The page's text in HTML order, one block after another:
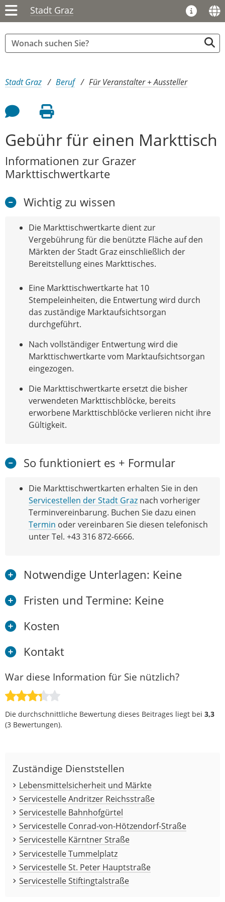
Stadt Graz
Sie sind hier:
Stadt Graz Beruf Für Veranstalter + Aussteller
Feedback an Autor
Seite drucken
Gebühr für einen Markttisch
Informationen zur Grazer
Markttischwertkarte
Wichtig zu wissen
Die Markttischwertkarte dient zur
Vergebührung für die benützte Fläche auf den
Märkten der Stadt Graz einschließlich der
Bereitstellung eines Markttisches.
Eine Markttischwertkarte hat 10
Stempeleinheiten, die Entwertung wird durch
das zuständige Marktaufsichtsorgan
durchgeführt.
Nach vollständiger Entwertung wird die
Markttischwertkarte vom Marktaufsichtsorgan
eingezogen.
Die Markttischwertkarte ersetzt die bisher
verwendeten Markttischblöcke, bereits
erworbene Markttischblöcke verlieren nicht ihre
Gültigkeit.
So funktioniert es + Formular
Die Markttischwertkarten erhalten Sie in den
Servicestellen der Stadt Graz nach vorheriger
Terminvereinbarung. Buchen Sie dazu einen
Termin oder vereinbaren Sie diesen telefonisch
unter Tel. +43 316 872-6666.
Notwendige Unterlagen: Keine
Fristen und Termine: Keine
Kosten
Kontakt
War diese Information für Sie nützlich?
Die durchschnittliche Bewertung dieses Beitrages liegt bei 3,3
(3 Bewertungen).
Zuständige Dienststellen
Lebensmittelsicherheit und Märkte
Servicestelle Andritzer Reichsstraße
Servicestelle Bahnhofgürtel
Servicestelle Conrad-von-Hötzendorf-Straße
Servicestelle Kärntner Straße
Servicestelle Tummelplatz
Servicestelle St. Peter Hauptstraße
Servicestelle Stiftingtalstraße